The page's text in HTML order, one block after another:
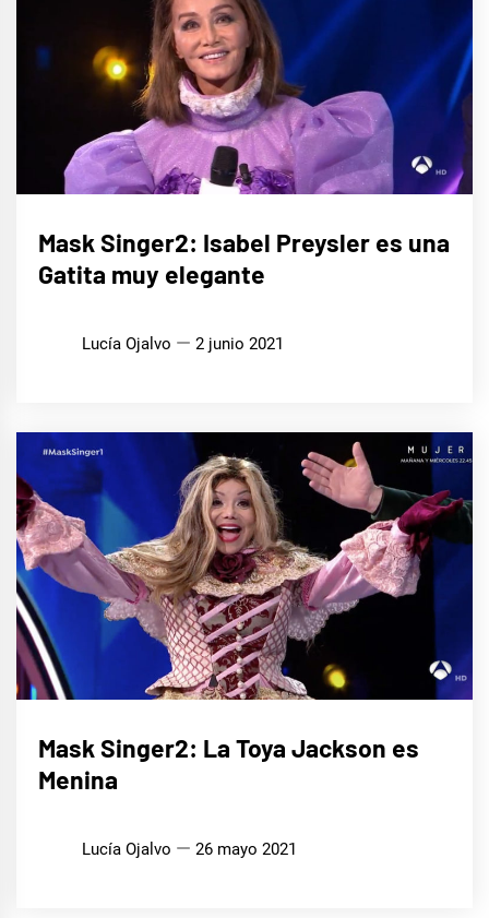
SERIES
Y TV
Mask Singer2: Isabel Preysler es una
Gatita muy elegante
Lucía Ojalvo 2 junio 2021
SERIES
Y TV
Mask Singer2: La Toya Jackson es
Menina
Lucía Ojalvo 26 mayo 2021